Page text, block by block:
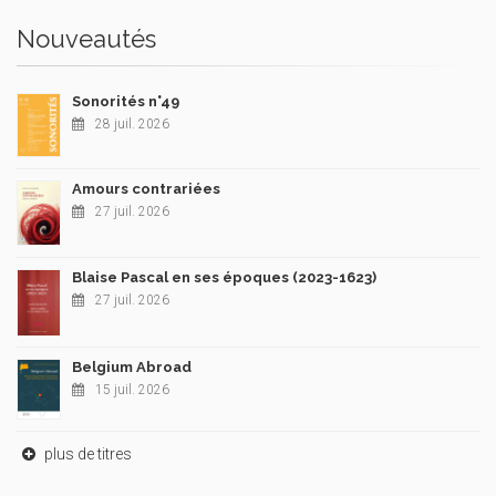
Nouveautés
Sonorités n°49
28 juil. 2026
Amours contrariées
27 juil. 2026
Blaise Pascal en ses époques (2023-1623)
27 juil. 2026
Belgium Abroad
15 juil. 2026
plus de titres